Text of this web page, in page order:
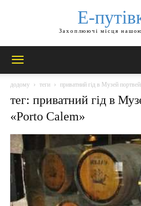
Е-
Захоплюючі місця
додому теги приватний гід в Музей
тег: приватний гід в
«Porto Calem»